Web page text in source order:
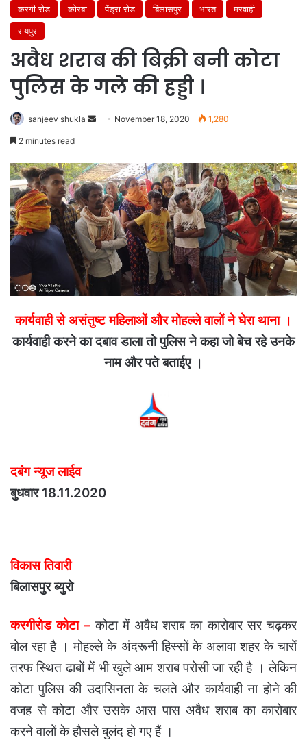
करगी रोड कोरबा पेंड्रा रोड बिलासपुर भारत
मरवाही
रायपुर
अवैध शराब की बिक्री बनी कोटा
पुलिस के गले की हड्डी ।
sanjeev shukla
Send November 18, 2020 1,280
2 minutes read
कार्यवाही से असंतुष्ट महिलाओं और मोहल्ले वालों ने घेरा थाना ।
कार्यवाही करने का दबाव डाला तो पुलिस ने कहा जो बेच रहे उनके
नाम और पते बताईए ।
दबंग न्यूज लाईव
बुधवार 18.11.2020
विकास तिवारी
बिलासपुर ब्युरो
करगीरोड कोटा –कोटा में अवैध शराब का कारोबार सर चढ़कर
बोल रहा है । मोहल्ले के अंदरूनी हिस्सों के अलावा शहर के चारों
तरफ स्थित ढाबों में भी खुले आम शराब परोसी जा रही है । लेकिन
कोटा पुलिस की उदासिनता के चलते और कार्यवाही ना होने की
वजह से कोटा और उसके आस पास अवैध शराब का कारोबार
करने वालों के हौसले बुलंद हो गए हैं ।